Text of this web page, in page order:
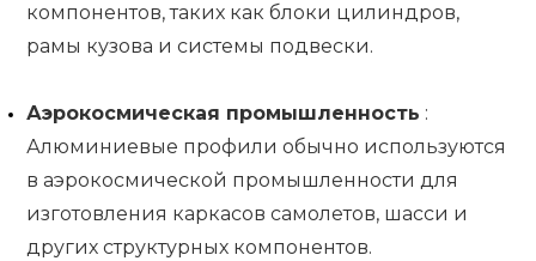
компонентов, таких как блоки цилиндров,
рамы кузова и системы подвески.
Аэрокосмическая промышленность :
Алюминиевые профили обычно используются
в аэрокосмической промышленности для
изготовления каркасов самолетов, шасси и
других структурных компонентов.